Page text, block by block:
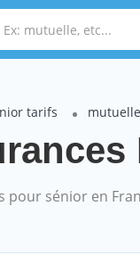
tarifs
pour sénior en